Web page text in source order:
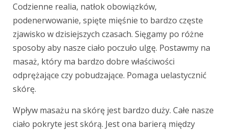
Codzienne realia, natłok obowiązków,
podenerwowanie, spięte mięśnie to bardzo częste
zjawisko w dzisiejszych czasach. Sięgamy po różne
sposoby aby nasze ciało poczuło ulgę. Postawmy na
masaż, który ma bardzo dobre właściwości
odprężające czy pobudzające. Pomaga uelastycznić
skórę.
Wpływ masażu na skórę jest bardzo duży. Całe nasze
ciało pokryte jest skórą. Jest ona barierą między